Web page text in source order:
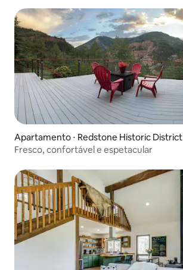
Apartamento ⋅ Redstone Historic District
Fresco, confortável e espetacular